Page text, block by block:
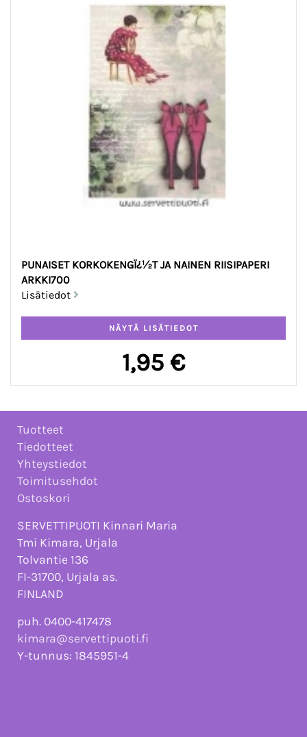
PUNAISET KORKOKENGÏ¿½T JA NAINEN RIISIPAPERI
ARKKI700
Lisätiedot
1,95 €
Tuotteet
Tiedotteet
Yhteystiedot
Toimitusehdot
Ostoskori
SERVETTIPUOTI Kinnari Maria
Tmi Kimara, Urjala
Tolvantie 136
FI-31700, Urjala as.
FINLAND
puh. 0400-417478
kimara@servettipuoti.fi
Y-tunnus: 1845951-4